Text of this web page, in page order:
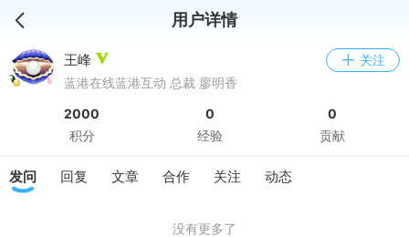
用户详情
王峰
关注
蓝港在线蓝港互动 总裁 廖明香
2000
积分
0
经验
0
贡献
发问 回复 文章 合作 关注 动态
没有更多了